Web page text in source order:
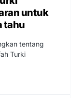
untuk
tahu
tentang
Turki